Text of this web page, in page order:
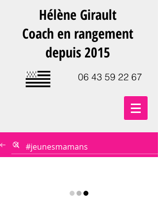
Hélène Girault
Coach en rangement
depuis 2015
06 43 59 22 67